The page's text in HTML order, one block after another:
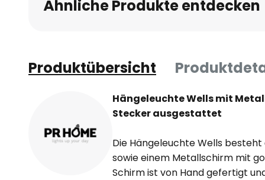
Ähnliche Produkte entdecken
Produktübersicht
Hängeleuchte Wells mit
Stecker ausgestattet
Die Hängeleuchte Wells
sowie einem Metallschirm mit
Schirm ist von Hand gefertigt